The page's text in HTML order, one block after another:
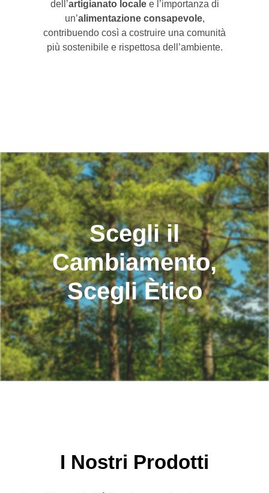
dell’artigianato localee l’importanza di
un’alimentazione consapevole,
contribuendo così a costruire una comunità
più sostenibile e rispettosa dell’ambiente.
Scegli il
Cambiamento,
Scegli Ètico
I Nostri Prodotti